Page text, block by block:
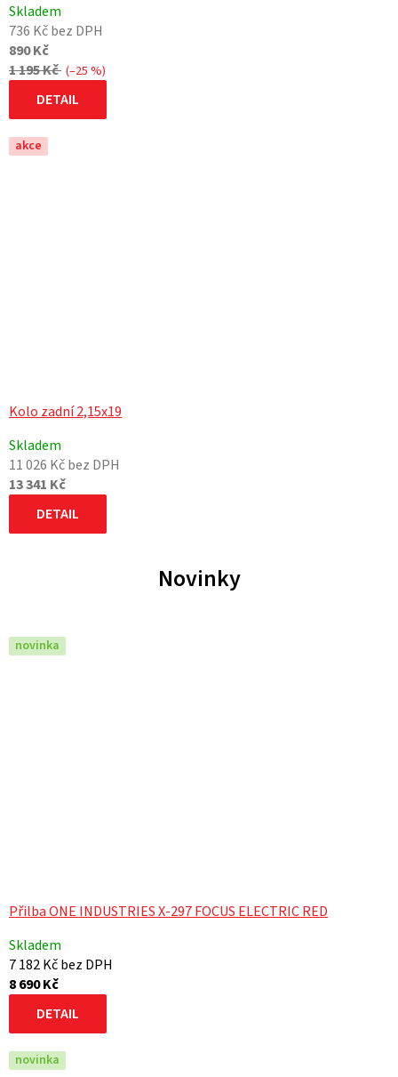
Skladem
736 Kč bez DPH
890 Kč
1 195 Kč (–25 %)
DETAIL
akce
Kolo zadní 2,15x19
Skladem
11 026 Kč bez DPH
13 341 Kč
DETAIL
Novinky
novinka
Přilba ONE INDUSTRIES X-297 FOCUS ELECTRIC RED
Skladem
7 182 Kč bez DPH
8 690 Kč
DETAIL
novinka